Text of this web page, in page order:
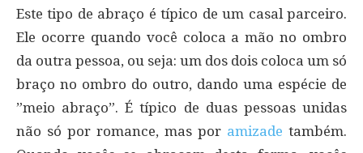
Este tipo de abraço é típico de um casal parceiro.
Ele ocorre quando você coloca a mão no ombro
da outra pessoa, ou seja: um dos dois coloca um só
braço no ombro do outro, dando uma espécie de
”meio abraço”. É típico de duas pessoas unidas
não só por romance, mas por amizade também.